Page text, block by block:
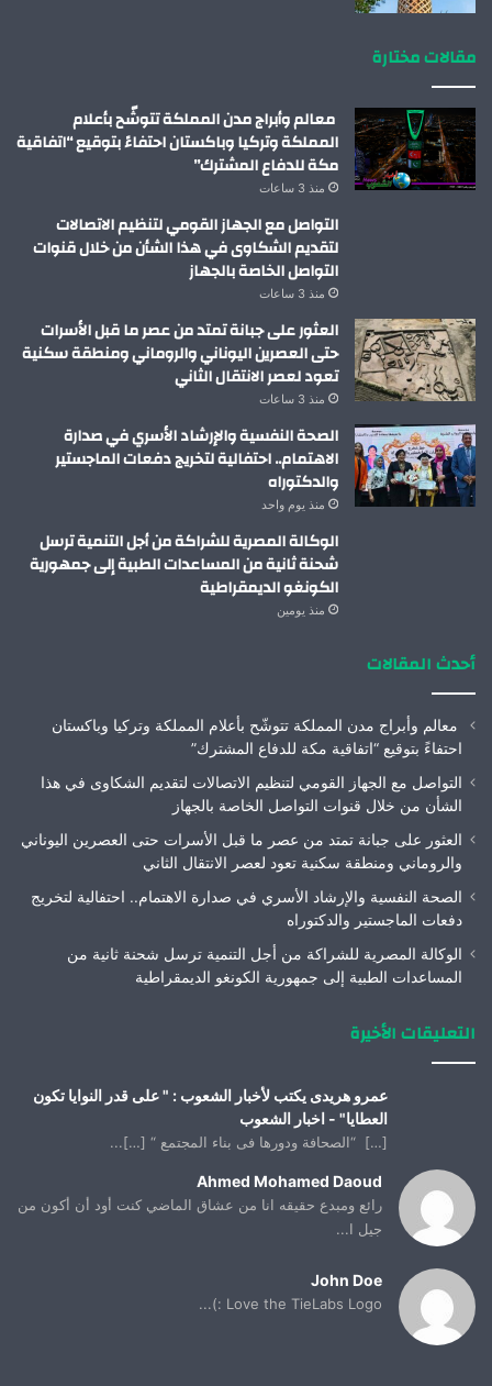
مقالات مختارة
معالم وأبراج مدن المملكة تتوشّح بأعلام
المملكة وتركيا وباكستان احتفاءً بتوقيع “اتفاقية
مكة للدفاع المشترك”
منذ 3 ساعات
التواصل مع الجهاز القومي لتنظيم الاتصالات
لتقديم الشكاوى في هذا الشأن من خلال قنوات
التواصل الخاصة بالجهاز
منذ 3 ساعات
العثور على جبانة تمتد من عصر ما قبل الأسرات
حتى العصرين اليوناني والروماني ومنطقة سكنية
تعود لعصر الانتقال الثاني
منذ 3 ساعات
الصحة النفسية والإرشاد الأسري في صدارة
الاهتمام.. احتفالية لتخريج دفعات الماجستير
والدكتوراه
منذ يوم واحد
الوكالة المصرية للشراكة من أجل التنمية ترسل
شحنة ثانية من المساعدات الطبية إلى جمهورية
الكونغو الديمقراطية
منذ يومين
أحدث المقالات
معالم وأبراج مدن المملكة تتوشّح بأعلام المملكة وتركيا وباكستان
احتفاءً بتوقيع “اتفاقية مكة للدفاع المشترك”
التواصل مع الجهاز القومي لتنظيم الاتصالات لتقديم الشكاوى في هذا
الشأن من خلال قنوات التواصل الخاصة بالجهاز
العثور على جبانة تمتد من عصر ما قبل الأسرات حتى العصرين اليوناني
والروماني ومنطقة سكنية تعود لعصر الانتقال الثاني
الصحة النفسية والإرشاد الأسري في صدارة الاهتمام.. احتفالية لتخريج
دفعات الماجستير والدكتوراه
الوكالة المصرية للشراكة من أجل التنمية ترسل شحنة ثانية من
المساعدات الطبية إلى جمهورية الكونغو الديمقراطية
التعليقات الأخيرة
عمرو هريدى يكتب لأخبار الشعوب : " على قدر النوايا تكون
العطايا" - اخبار الشعوب
[…] “الصحافة ودورها فى بناء المجتمع “ […]...
Ahmed Mohamed Daoud
رائع ومبدع حقيقه انا من عشاق الماضي كنت أود أن أكون من
جيل ا...
John Doe
Love the TieLabs Logo :)...